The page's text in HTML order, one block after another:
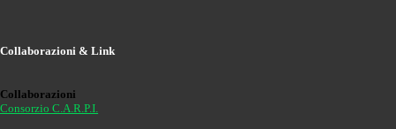
Collaborazioni & Link
Collaborazioni
Consorzio C.A.R.P.I.